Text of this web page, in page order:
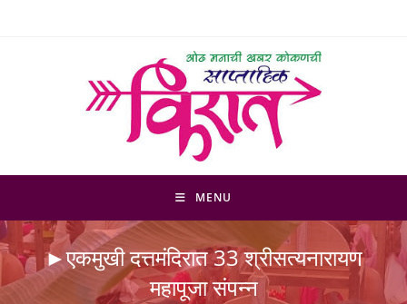
MENU
►एकमुखी दत्तमंदिरात 33 श्रीसत्यनारायण
महापूजा संपन्न